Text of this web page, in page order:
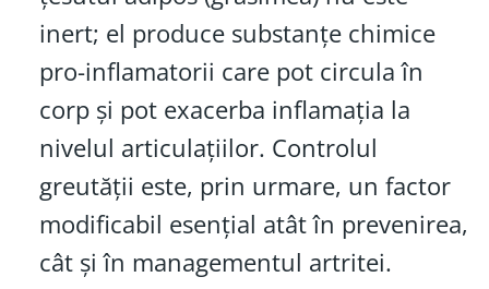
inert; el produce substanțe chimice
pro-inflamatorii care pot circula în
corp și pot exacerba inflamația la
nivelul articulațiilor. Controlul
greutății este, prin urmare, un factor
modificabil esențial atât în prevenirea,
cât și în managementul artritei.